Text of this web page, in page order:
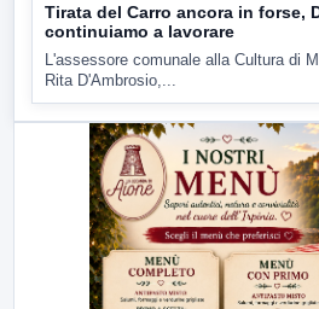
Tirata del Carro ancora in forse,
continuiamo a lavorare
L'assessore comunale alla Cultura di
Rita D'Ambrosio,...